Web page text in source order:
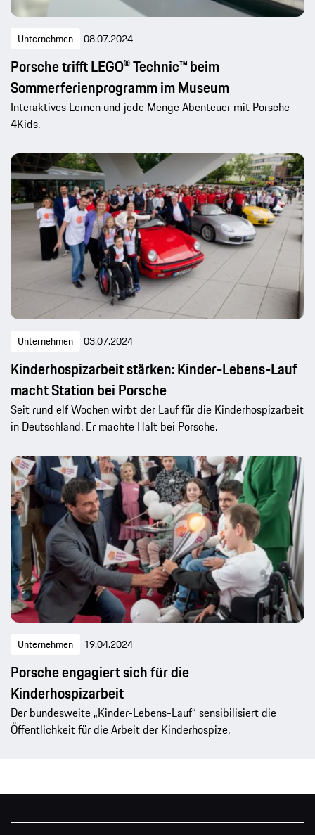
Unternehmen 08.07.2024
Porsche trifft LEGO® Technic™ beim
Sommerferienprogramm im Museum
Interaktives Lernen und jede Menge Abenteuer mit Porsche
4Kids.
Unternehmen 03.07.2024
Kinderhospizarbeit stärken: Kinder-Lebens-Lauf
macht Station bei Porsche
Seit rund elf Wochen wirbt der Lauf für die Kinderhospizarbeit
in Deutschland. Er machte Halt bei Porsche.
Unternehmen 19.04.2024
Porsche engagiert sich für die
Kinderhospizarbeit
Der bundesweite „Kinder-Lebens-Lauf“ sensibilisiert die
Öffentlichkeit für die Arbeit der Kinderhospize.